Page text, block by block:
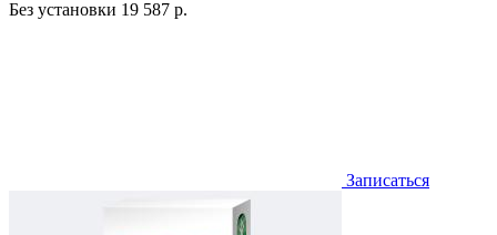
Без установки 19 587 р.
Записаться